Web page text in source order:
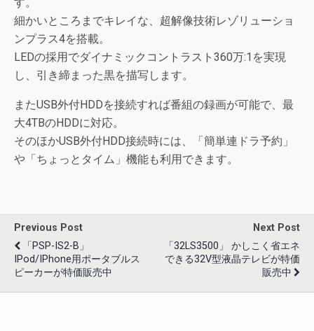
細かいところまでキレイな、超解像技術レゾリューショ
ンプラス4を搭載。
LEDの採用でダイナミックコントラスト360万:1を実現
し、引き締まった黒を描写します。
またUSB外付HDDを接続すれば番組の録画が可能で、最
大4TBのHDDに対応。
そのほかUSB外付HDD接続時には、「簡単連ドラ予約」
や「ちょっとタイム」機能も利用できます。
Previous Post
「PSP-IS2-B」
IPod/iPhone用ポータブルス
ピーカーが特価販売中
Next Post
「32LS3500」 かしこく省エネ
できる32V型液晶テレビが特価
販売中